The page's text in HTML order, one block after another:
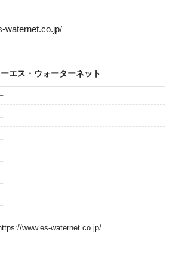
waternet.co.jp/
エス・ウォーターネット
－
－
－
－
－
－
www.es-waternet.co.jp/